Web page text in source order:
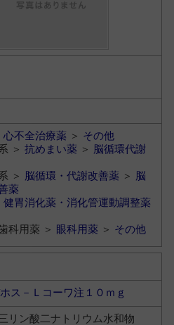
心不全治療薬 ＞ その他
＞抗めまい薬 ＞ 脳循環代謝
＞ 脳循環・代謝改善薬 ＞ 脳
薬
健胃消化薬・消化管運動調整薬
科用薬 ＞ 眼科用薬 ＞ その他
ス－Ｌコーワ注１０ｍｇ
リン酸二ナトリウム水和物